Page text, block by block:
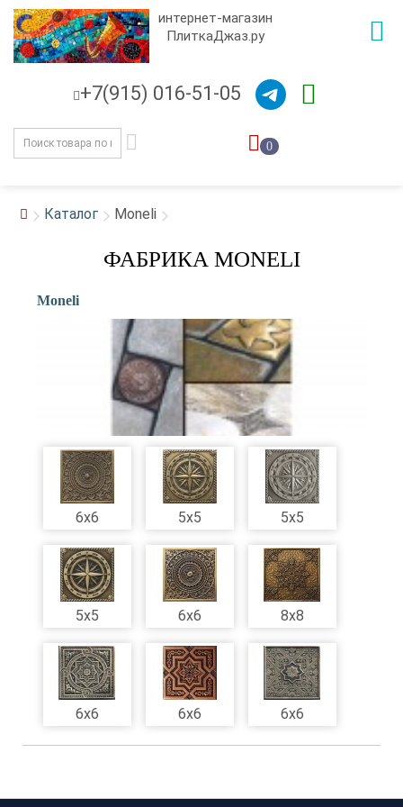
интернет-магазин
ПлиткаДжаз.ру
+7(915) 016-51-05
0
Каталог Moneli
ФАБРИКА MONELI
Moneli
6x6 5x5 5x5
5x5 6x6 8x8
6x6 6x6 6x6